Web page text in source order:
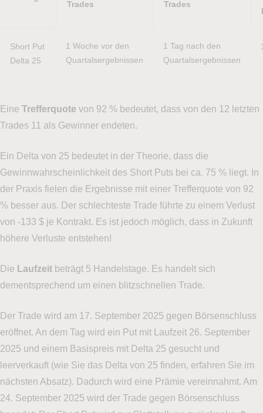
Trades
Trades
Trades
Trades
Short Put
Delta 25
1 Woche vor den
Quartalsergebnissen
1 Tag nach den
Quartalsergebnissen
Eine Trefferquote von 92 % bedeutet, dass von den 12 letzten
Trades 11 als Gewinner endeten.
Ein Delta von 25 bedeutet in der Theorie, dass die
Gewinnwahrscheinlichkeit des Short Puts bei ca. 75 % liegt. In
der Praxis fielen die Ergebnisse mit einer Trefferquote von 92
% besser aus. Der schlechteste Trade führte zu einem Verlust
von -133 $ je Kontrakt. Es ist jedoch möglich, dass in Zukunft
höhere Verluste entstehen!
Die Laufzeit beträgt 5 Handelstage. Es handelt sich
dementsprechend um einen blitzschnellen Trade.
Der Trade wird am 17. September 2025 gegen Börsenschluss
eröffnet. An dem Tag wird ein Put mit Laufzeit 26. September
2025 und einem Basispreis mit Delta 25 gesucht und
leerverkauft (wie Sie das Delta von 25 finden, erfahren Sie im
nächsten Absatz). Dadurch wird eine Prämie vereinnahmt. Am
24. September 2025 wird der Trade gegen Börsenschluss